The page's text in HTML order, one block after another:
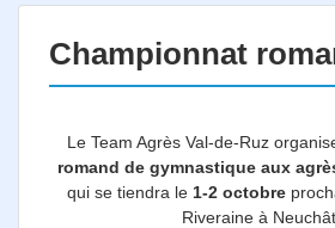
Championnat
Le Team Agrès Val-de-Ruz
romand de gymnastique aux
qui se tiendra le 1-2 octobre
Riveraine à
Résultats
Inscription
Comité
Documents